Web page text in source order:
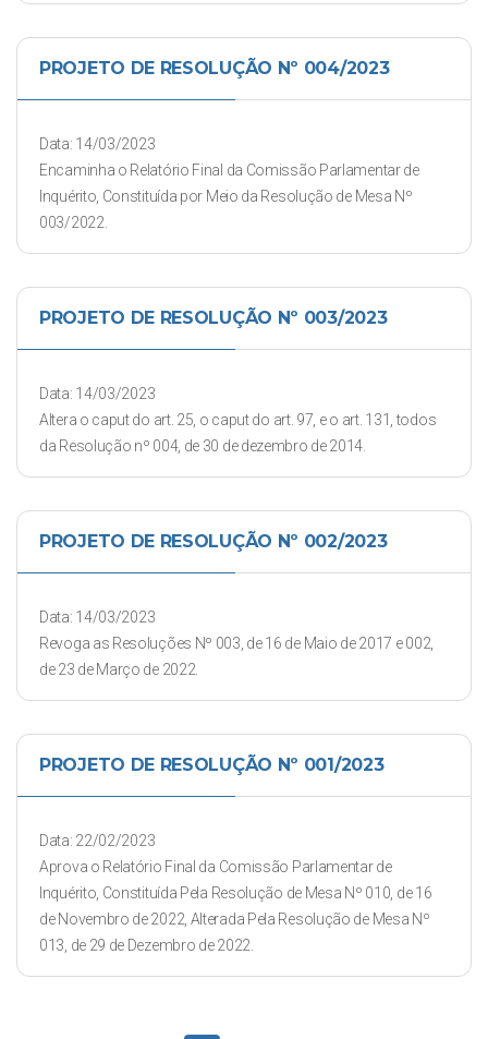
PROJETO DE RESOLUÇÃO Nº 004/2023
Data: 14/03/2023
Encaminha o Relatório Final da Comissão Parlamentar de
Inquérito, Constituída por Meio da Resolução de Mesa Nº
003/2022.
PROJETO DE RESOLUÇÃO Nº 003/2023
Data: 14/03/2023
Altera o caput do art. 25, o caput do art. 97, e o art. 131, todos
da Resolução nº 004, de 30 de dezembro de 2014.
PROJETO DE RESOLUÇÃO Nº 002/2023
Data: 14/03/2023
Revoga as Resoluções Nº 003, de 16 de Maio de 2017 e 002,
de 23 de Março de 2022.
PROJETO DE RESOLUÇÃO Nº 001/2023
Data: 22/02/2023
Aprova o Relatório Final da Comissão Parlamentar de
Inquérito, Constituída Pela Resolução de Mesa Nº 010, de 16
de Novembro de 2022, Alterada Pela Resolução de Mesa Nº
013, de 29 de Dezembro de 2022.